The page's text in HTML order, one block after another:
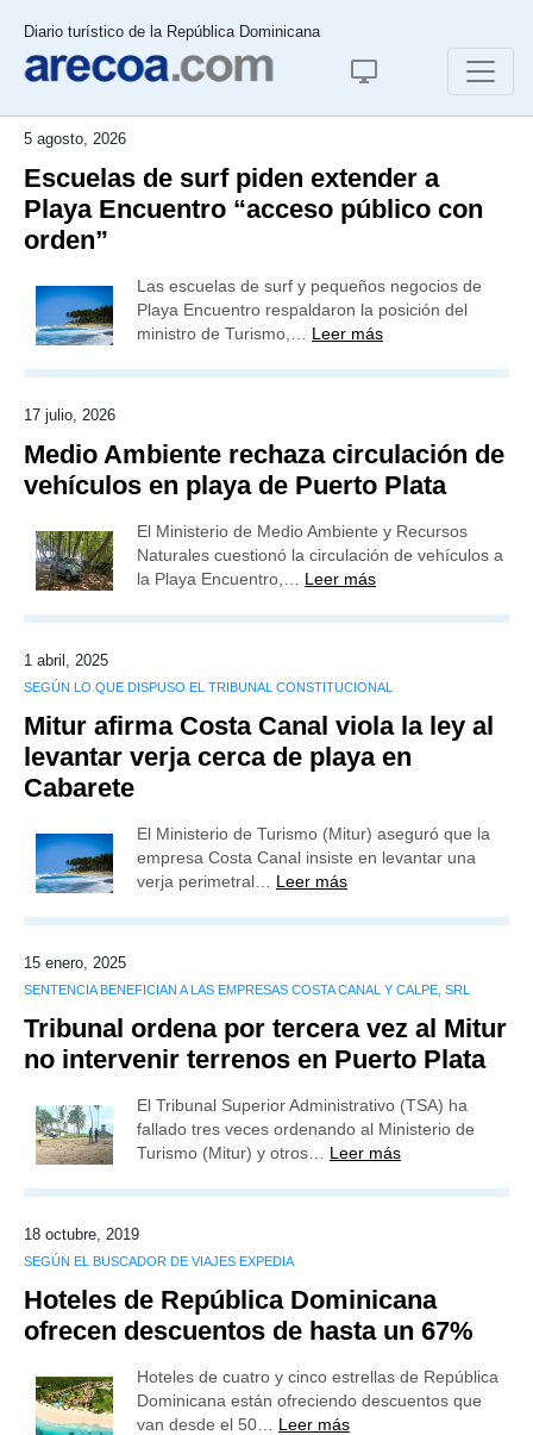
Diario turístico de la República Dominicana
5 agosto, 2026
Escuelas de surf piden extender a
Playa Encuentro “acceso público con
orden”
Las escuelas de surf y pequeños negocios de
Playa Encuentro respaldaron la posición del
ministro de Turismo,… Leer más
17 julio, 2026
Medio Ambiente rechaza circulación de
vehículos en playa de Puerto Plata
El Ministerio de Medio Ambiente y Recursos
Naturales cuestionó la circulación de vehículos a
la Playa Encuentro,… Leer más
1 abril, 2025
SEGÚN LO QUE DISPUSO EL TRIBUNAL CONSTITUCIONAL
Mitur afirma Costa Canal viola la ley al
levantar verja cerca de playa en
Cabarete
El Ministerio de Turismo (Mitur) aseguró que la
empresa Costa Canal insiste en levantar una
verja perimetral… Leer más
15 enero, 2025
SENTENCIA BENEFICIAN A LAS EMPRESAS COSTA CANAL Y CALPE, SRL
Tribunal ordena por tercera vez al Mitur
no intervenir terrenos en Puerto Plata
El Tribunal Superior Administrativo (TSA) ha
fallado tres veces ordenando al Ministerio de
Turismo (Mitur) y otros… Leer más
18 octubre, 2019
SEGÚN EL BUSCADOR DE VIAJES EXPEDIA
Hoteles de República Dominicana
ofrecen descuentos de hasta un 67%
Hoteles de cuatro y cinco estrellas de República
Dominicana están ofreciendo descuentos que
van desde el 50… Leer más